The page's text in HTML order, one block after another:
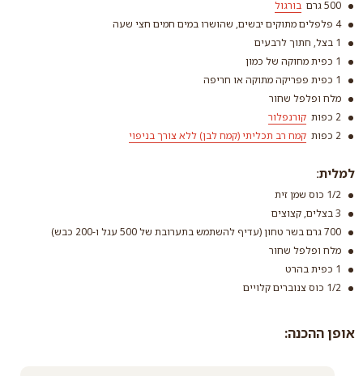
500 גרם בורגול
קרא עוד
4 פלפלים מתוקים יבשים, שהושרו במים חמים חצי שעה
1 בצל, חתוך לרבעים
1 כפית מחוקה של כמון
1 כפית פפריקה מתוקה או חריפה
מלח ופלפל שחור
2 כפות
קורנפלור
קורנפלור
2 כפות קמח רב תכליתי (קמח לבן) ללא צורך בניפוי
קמח רב תכליתי (קמח
למלית:
1/2 כוס שמן זית
3 בצלים, קצוצים
700 גרם בשר טחון (עדיף להשתמש בתערובת של 500 עגל ו-200 כבש)
מלח ופלפל שחור
1 כפית בהרט
1/2 כוס צנוברים קלויים
אופן ההכנה: